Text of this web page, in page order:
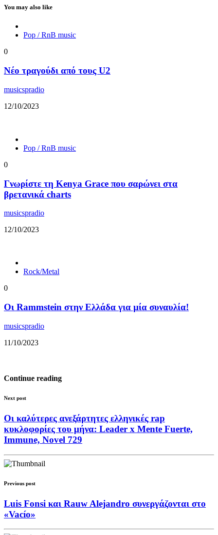
You may also like
Pop / RnB music
0
Νέο τραγούδι από τους U2
musicspradio
12/10/2023
Pop / RnB music
0
Γνωρίστε τη Kenya Grace που σαρώνει στα
βρετανικά charts
musicspradio
12/10/2023
Rock/Metal
0
Οι Rammstein στην Ελλάδα για μία συναυλία!
musicspradio
11/10/2023
Continue reading
Next post
Οι καλύτερες ανεξάρτητες ελληνικές rap
κυκλοφορίες του μήνα: Leader x Mente Fuerte,
Immune, Novel 729
Previous post
Luis Fonsi και Rauw Alejandro συνεργάζονται στο
«Vacío»